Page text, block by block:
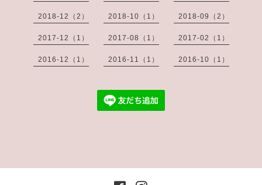
2018-12（2） 2018-10（1） 2018-09（2）
2017-12（1） 2017-08（1） 2017-02（1）
2016-12（1） 2016-11（1） 2016-10（1）